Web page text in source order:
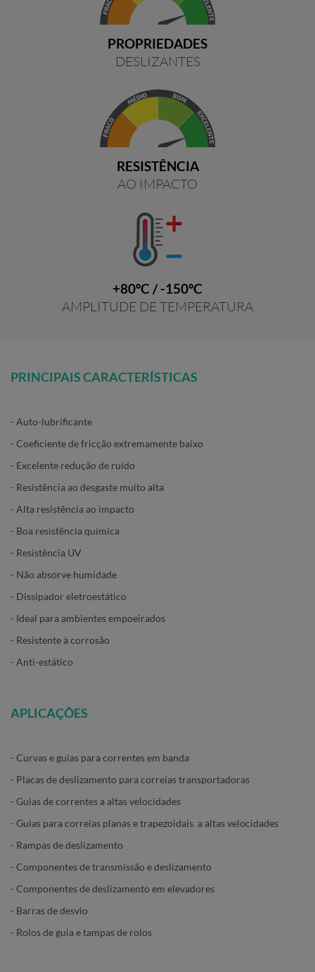
PROPRIEDADES
DESLIZANTES
RESISTÊNCIA
AO IMPACTO
+80ºC / -150ºC
AMPLITUDE DE TEMPERATURA
PRINCIPAIS CARACTERÍSTICAS
- Auto-lubrificante
- Coeficiente de fricção extremamente baixo
- Excelente redução de ruído
- Resistência ao desgaste muito alta
- Alta resistência ao impacto
- Boa resistência química
- Resistência UV
- Não absorve humidade
- Dissipador eletroestático
- Ideal para ambientes empoeirados
- Resistente à corrosão
- Anti-estático
APLICAÇÕES
- Curvas e guias para correntes em banda
- Placas de deslizamento para correias transportadoras
- Guias de correntes a altas velocidades
- Guias para correias planas e trapezoidais a altas velocidades
- Rampas de deslizamento
- Componentes de transmissão e deslizamento
- Componentes de deslizamento em elevadores
- Barras de desvio
- Rolos de guia e tampas de rolos